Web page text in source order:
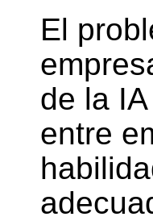
El
de la
entre